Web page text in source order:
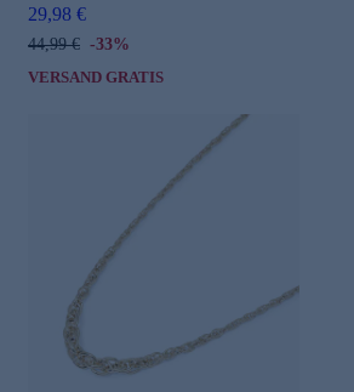
29,98 €
44,99 € -33%
VERSAND GRATIS